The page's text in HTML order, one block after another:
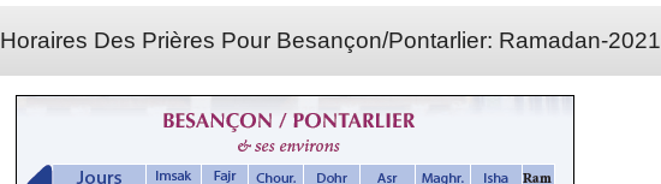
Horaires Des Prières Pour Besançon/Pontarlier: Ramadan-2021